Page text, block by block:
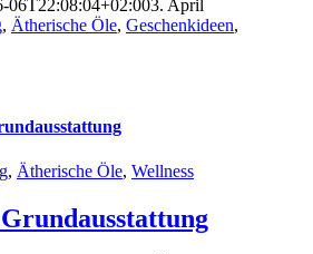
06T22:08:04+02:003. April
, Ätherische Öle, Geschenkideen,
, Ätherische Öle, Wellness